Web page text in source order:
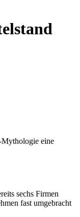
eine
sechs Firmen
fast umgebracht